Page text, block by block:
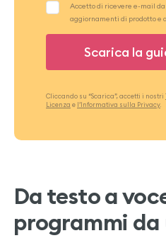
Cliccando su “Scarica”, accetti i nostri
Licenza e l’Informativa sulla Privacy.
Da testo a
programmi da